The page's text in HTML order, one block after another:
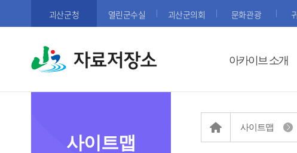
괴산군청 열린군수실 괴산군의회 문화관광
자료저장소 아카이브 소개
사이트맵
사이트맵